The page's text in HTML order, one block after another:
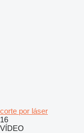
corte por láser
16
VÍDEO